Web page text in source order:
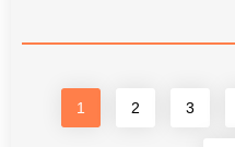
1 2 3